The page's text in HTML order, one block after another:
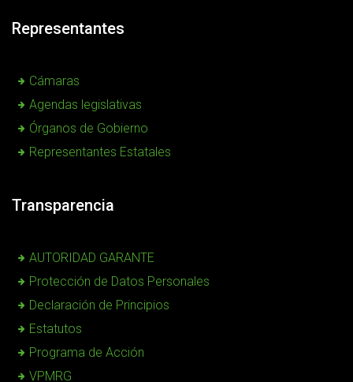
Representantes
Cámaras
Agendas legislativas
Órganos de Gobierno
Representantes Estatales
Transparencia
AUTORIDAD GARANTE
Protección de Datos Personales
Declaración de Principios
Estatutos
Programa de Acción
VPMRG